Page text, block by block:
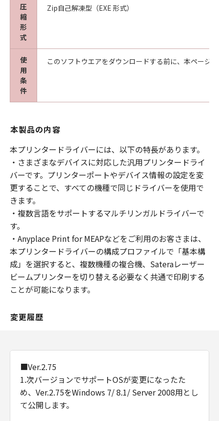
圧
縮
形
式
Zip自己解凍型（EXE 形式）
使
用
条
件
このソフトウエアをダウンロードする前に、本ページ
本製品の内容
本プリンタードライバーには、以下の特長があります。
・さまざまなデバイスに対応した汎用プリンタードライ
バーです。プリンターポートやデバイス情報の設定を変
更することで、すべての機種で同じドライバーを使用で
きます。
・複数言語をサポートするマルチリンガルドライバーで
す。
・Anyplace Print for MEAPなどをご利用のお客さまは、
本プリンタードライバーの構成プロファイルで「基本構
成」を選択すると、複数機種の複合機、Sateraレーザー
ビームプリンターを切り替える必要なく共通で印刷する
ことが可能になります。
変更履歴
■Ver.2.75
1.次バージョンでサポートOSが変更になったた
め、Ver.2.75をWindows 7/ 8.1/ Server 2008用とし
て公開します。